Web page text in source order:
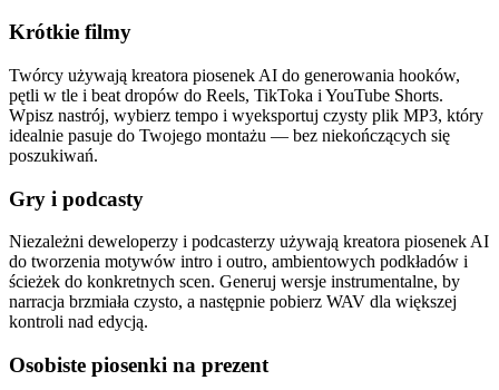
Krótkie filmy
Twórcy używają kreatora piosenek AI do generowania hooków,
pętli w tle i beat dropów do Reels, TikToka i YouTube Shorts.
Wpisz nastrój, wybierz tempo i wyeksportuj czysty plik MP3, który
idealnie pasuje do Twojego montażu — bez niekończących się
poszukiwań.
Gry i podcasty
Niezależni deweloperzy i podcasterzy używają kreatora piosenek AI
do tworzenia motywów intro i outro, ambientowych podkładów i
ścieżek do konkretnych scen. Generuj wersje instrumentalne, by
narracja brzmiała czysto, a następnie pobierz WAV dla większej
kontroli nad edycją.
Osobiste piosenki na prezent